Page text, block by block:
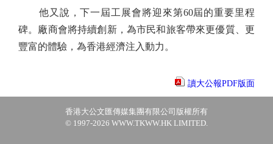
他又說，下一屆工展會將迎來第60屆的重要里程
碑。廠商會將持續創新，為市民和旅客帶來更優質、更
豐富的體驗，為香港經濟注入動力。
讀大公報PDF版面
香港大公文匯傳媒集團有限公司版權所有
© 1997-2026 WWW.TKWW.HK LIMITED.